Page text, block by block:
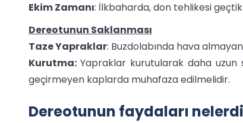
Ekim Zamanı: İlkbaharda, don tehlikesi
Dereotunun Saklanması
Taze Yapraklar: Buzdolabında hava
Kurutma: Yapraklar kurutularak daha
geçirmeyen kaplarda muhafaza edilmelidir.
Dereotunun faydaları